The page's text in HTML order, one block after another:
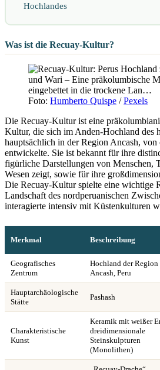
Hochlandes
Was ist die Recuay-Kultur?
Foto: Humberto Quispe /Pexels
Die Recuay-Kultur ist eine
Kultur, die sich im Anden-Hochland des
hauptsächlich in der Region Ancash,
entwickelte. Sie ist bekannt für ihre
figürliche Darstellungen von Menschen,
Wesen zeigt, sowie für ihre
Die Recuay-Kultur spielte eine wichtige
Landschaft des nordperuanischen
interagierte intensiv mit Küstenkulturen
Merkmal Beschreibung
Geografisches
Zentrum
Hochland der Region
Ancash, Peru
Hauptarchäologische
Stätte
Pashash
Charakteristische
Kunst
Keramik mit weißer
dreidimensionale
Steinskulpturen
(Monolithen)